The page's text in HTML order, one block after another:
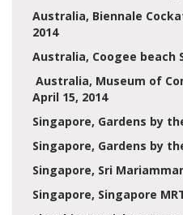
Australia, Biennale
2014
Australia, Coogee beach
Australia, Museum of
April 15, 2014
Singapore, Gardens by
Singapore, Gardens by
Singapore, Sri
Singapore, Singapore